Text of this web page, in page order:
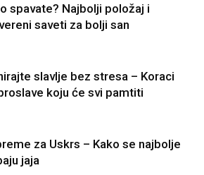
spavate? Najbolji položaj i
saveti za bolji san
slavlje bez stresa – Koraci
koju će svi pamtiti
za Uskrs – Kako se najbolje
jaja